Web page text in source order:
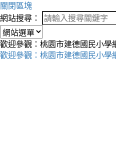
關閉區塊
網站搜尋：
歡迎參觀：桃園市建德國民小學
歡迎參觀：桃園市建德國民小學